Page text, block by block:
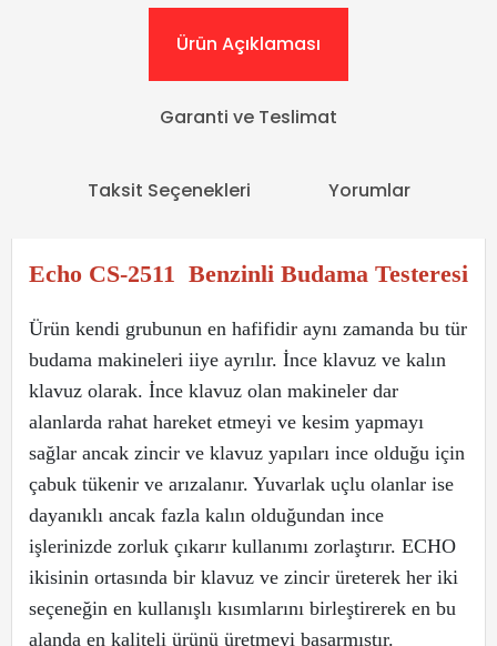
Ürün Açıklaması
Garanti ve Teslimat
Taksit Seçenekleri Yorumlar
Echo CS-2511 Benzinli Budama Testeresi
Ürün kendi grubunun en hafifidir aynı zamanda bu tür
budama makineleri iiye ayrılır. İnce klavuz ve kalın
klavuz olarak. İnce klavuz olan makineler dar
alanlarda rahat hareket etmeyi ve kesim yapmayı
sağlar ancak zincir ve klavuz yapıları ince olduğu için
çabuk tükenir ve arızalanır. Yuvarlak uçlu olanlar ise
dayanıklı ancak fazla kalın olduğundan ince
işlerinizde zorluk çıkarır kullanımı zorlaştırır. ECHO
ikisinin ortasında bir klavuz ve zincir üreterek her iki
seçeneğin en kullanışlı kısımlarını birleştirerek en bu
alanda en kaliteli ürünü üretmeyi başarmıştır.